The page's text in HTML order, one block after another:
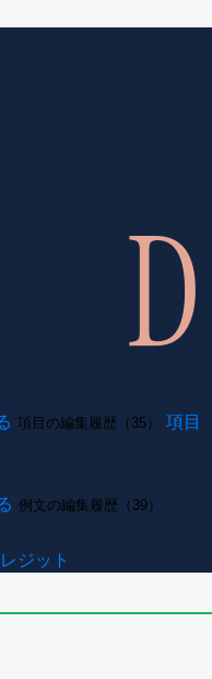
項目の編集履歴（35）
項目
例文の編集履歴（39）
ジット